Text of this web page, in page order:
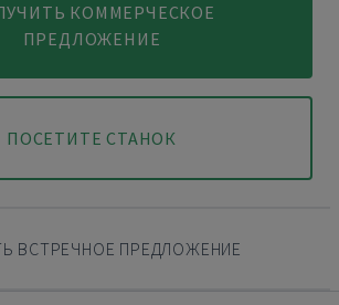
КОММЕРЧЕСКОЕ
ПРЕДЛОЖЕНИЕ
ПОСЕТИТЕ СТАНОК
ВСТРЕЧНОЕ ПРЕДЛОЖЕНИЕ